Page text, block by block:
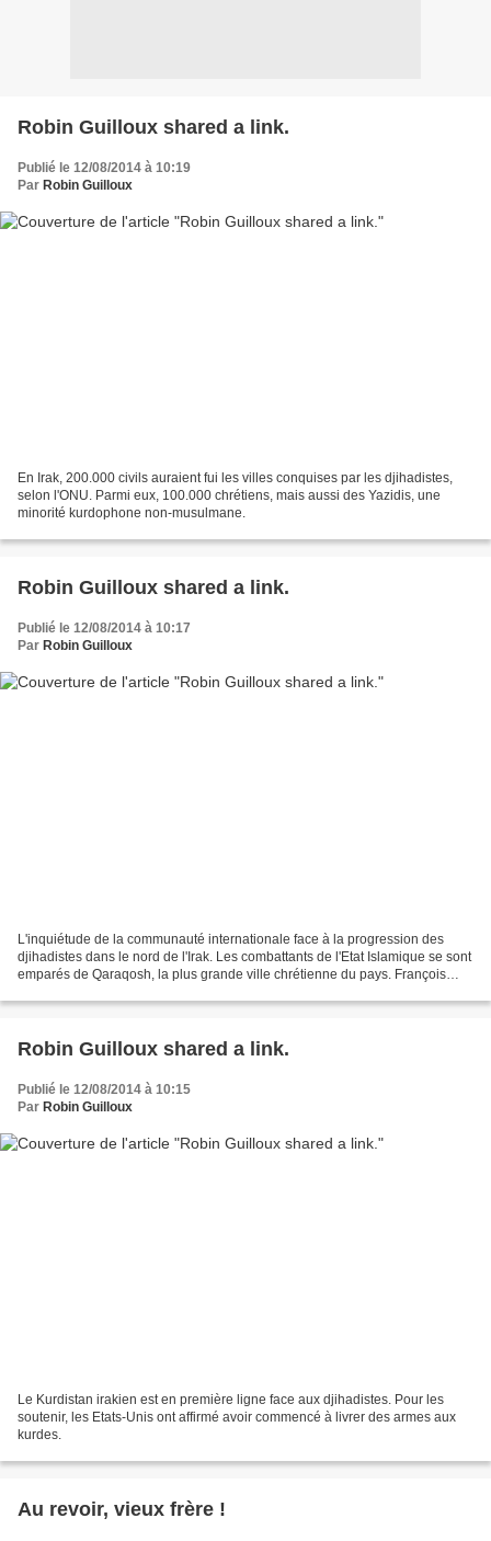
Robin Guilloux shared a link.
Publié le 12/08/2014 à 10:19
Par Robin Guilloux
En Irak, 200.000 civils auraient fui les villes conquises par les djihadistes,
selon l'ONU. Parmi eux, 100.000 chrétiens, mais aussi des Yazidis, une
minorité kurdophone non-musulmane.
Robin Guilloux shared a link.
Publié le 12/08/2014 à 10:17
Par Robin Guilloux
L'inquiétude de la communauté internationale face à la progression des
djihadistes dans le nord de l'Irak. Les combattants de l'Etat Islamique se sont
emparés de Qaraqosh, la plus grande ville chrétienne du pays. François
Robin Guilloux shared a link.
Publié le 12/08/2014 à 10:15
Par Robin Guilloux
Le Kurdistan irakien est en première ligne face aux djihadistes. Pour les
soutenir, les Etats-Unis ont affirmé avoir commencé à livrer des armes aux
kurdes.
Au revoir, vieux frère !